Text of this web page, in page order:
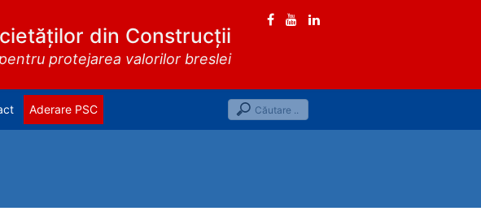
din Construcții
protejarea valorilor breslei
Aderare PSC